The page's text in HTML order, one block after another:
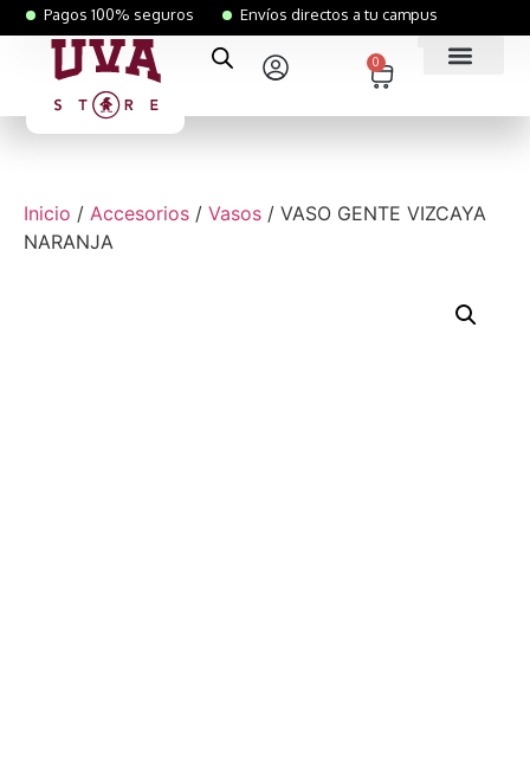
Pagos 100% seguros Envíos directos a tu campus
0
Inicio / Accesorios / Vasos / VASO GENTE VIZCAYA
NARANJA